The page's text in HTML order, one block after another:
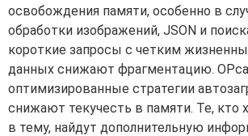
освобождения памяти, особенно в
обработки изображений, JSON и
короткие запросы с четким
данных снижают фрагментацию.
оптимизированные стратегии
снижают текучесть в памяти. Те, кто
в тему, найдут дополнительную